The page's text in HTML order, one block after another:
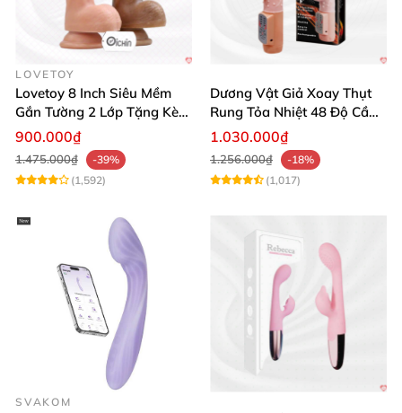
LOVETOY
Lovetoy 8 Inch Siêu Mềm
Gắn Tường 2 Lớp Tặng Kèm
Dầu Massage
900.000₫
1.475.000₫
-39%
(1,592)
Dương Vật Giả Xoay Thụt
Rung Tỏa Nhiệt 48 Độ Cầm
Tay Hot Bunny
1.030.000₫
1.256.000₫
-18%
(1,017)
SVAKOM